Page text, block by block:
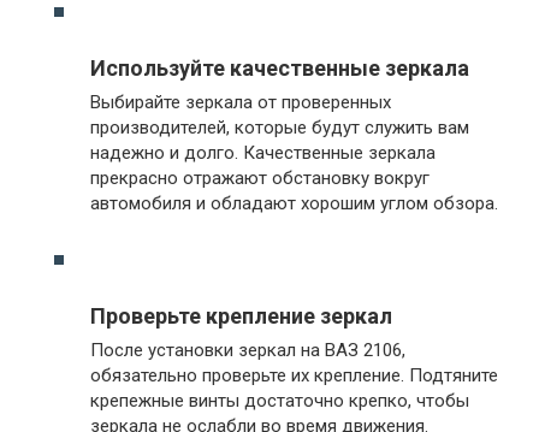
Используйте качественные зеркала
Выбирайте зеркала от проверенных
производителей, которые будут служить вам
надежно и долго. Качественные зеркала
прекрасно отражают обстановку вокруг
автомобиля и обладают хорошим углом обзора.
Проверьте крепление зеркал
После установки зеркал на ВАЗ 2106,
обязательно проверьте их крепление. Подтяните
крепежные винты достаточно крепко, чтобы
зеркала не ослабли во время движения.